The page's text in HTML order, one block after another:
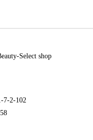
Select shop
7-2-102